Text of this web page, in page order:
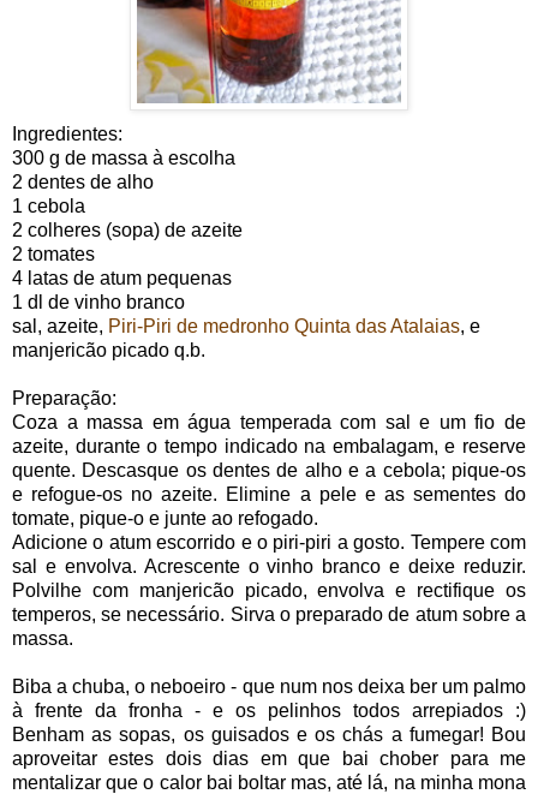
Ingredientes:
300 g de massa à escolha
2 dentes de alho
1 cebola
2 colheres (sopa) de azeite
2 tomates
4 latas de atum pequenas
1 dl de vinho branco
sal, azeite, Piri-Piri de medronho Quinta das Atalaias, e
manjericão picado q.b.
Preparação:
Coza a massa em água temperada com sal e um fio de
azeite, durante o tempo indicado na embalagam, e reserve
quente. Descasque os dentes de alho e a cebola; pique-os
e refogue-os no azeite. Elimine a pele e as sementes do
tomate, pique-o e junte ao refogado.
Adicione o atum escorrido e o piri-piri a gosto. Tempere com
sal e envolva. Acrescente o vinho branco e deixe reduzir.
Polvilhe com manjericão picado, envolva e rectifique os
temperos, se necessário. Sirva o preparado de atum sobre a
massa.
Biba a chuba, o neboeiro - que num nos deixa ber um palmo
à frente da fronha - e os pelinhos todos arrepiados :)
Benham as sopas, os guisados e os chás a fumegar! Bou
aproveitar estes dois dias em que bai chober para me
mentalizar que o calor bai boltar mas, até lá, na minha mona